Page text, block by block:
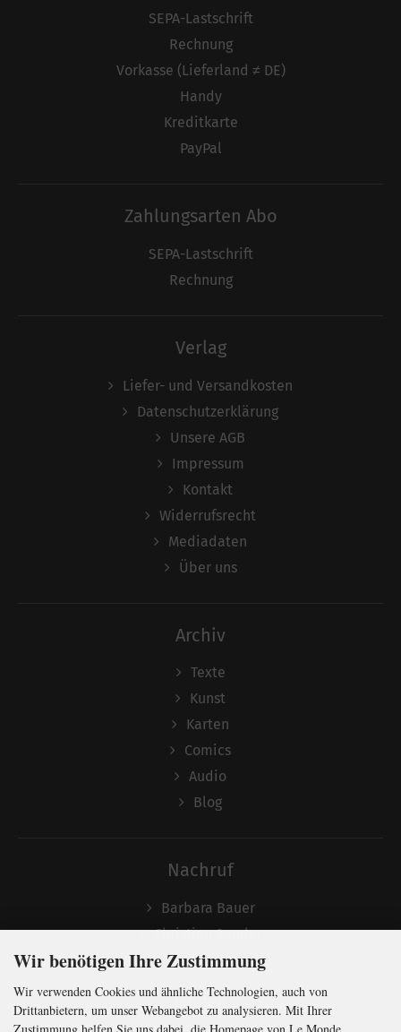
SEPA-Lastschrift
Rechnung
Vorkasse (Lieferland ≠ DE)
Handy
Kreditkarte
PayPal
Zahlungsarten Abo
SEPA-Lastschrift
Rechnung
Verlag
Liefer- und Versandkosten
Datenschutzerklärung
Unsere AGB
Impressum
Kontakt
Widerrufsrecht
Mediadaten
Über uns
Archiv
Texte
Kunst
Karten
Comics
Audio
Blog
Nachruf
Barbara Bauer
Christian Semler
Folgen
Wir benötigen Ihre Zustimmung
Wir verwenden Cookies und ähnliche Technologien, auch von
Drittanbietern, um unser Webangebot zu analysieren. Mit Ihrer